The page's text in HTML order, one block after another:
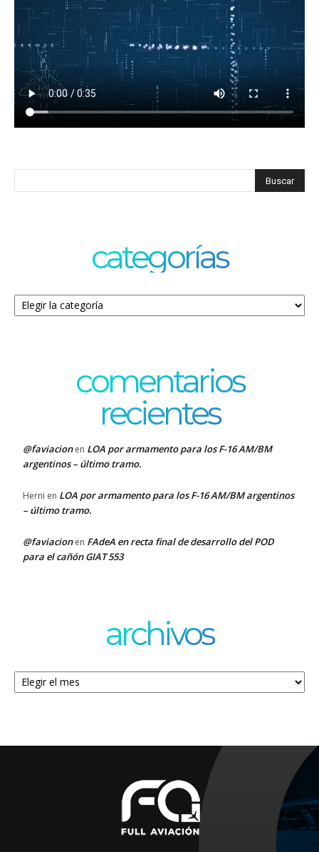
categorías
Categorías
comentarios
recientes
@faviacionen LOA por armamento para los F-16 AM/BM
argentinos – último tramo.
Herni en LOA por armamento para los F-16 AM/BM argentinos
– último tramo.
@faviacionen FAdeA en recta final de desarrollo del POD
para el cañón GIAT 553
archivos
Archivos